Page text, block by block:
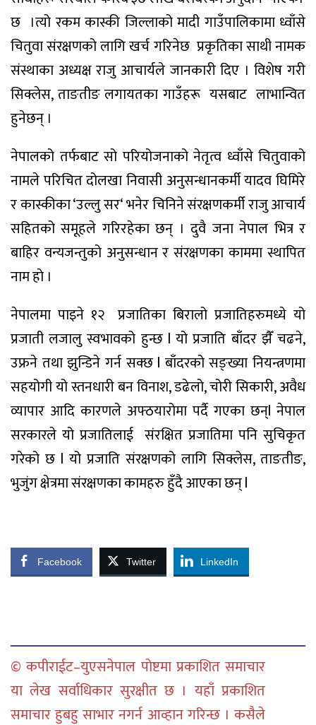
छ ।त्यो रकम कास्की जिल्लाको मादी गाउँपालिकामा ध्वाँसे
चितुवा संरक्षणको लागि खर्च गरिनेछ प्रकृतिका साथी नामक
संस्थाका अध्यक्ष राजु आचार्यले जानकारी दिए । विशेष गरी
सिक्लेस, ताङतीङ लगायतका गाउँहरू यसबाट लाभान्वित
हुनेछन् ।
नेपालको तर्फबाट सो परियोजनाको नेतृत्व ध्वाँसे चितुवाको
नामले परिचित दोलखा निवासी अनुसन्धानकर्मी यादव घिमिरे
र कास्कीका ‘उल्लु सर‘ भनेर चिनिने संरक्षणकर्मी राजु आचार्य
सहितको समूहले गरिरहेका छन् । दुवै जना नेपाल भित्र र
बाहिर वन्यजन्तुको अनुसन्धान र संरक्षणका काममा स्थापित
नाम हाे ।
नेपालमा पाइने १२ प्रजातिका बिरालो प्रजातिहरुमध्ये यो
प्रजाती लजालु स्वभावको हुन्छ l यो प्रजाति बाँदर झैँ चढने,
उफ्रने तथा झुन्डिने गर्न सक्छ l बाँदरको सङ्ख्या नियन्त्रणमा
सहयोगी यो स्तनधारी बन विनाश, डढेलो, चोरी सिकारी, अवैध
व्यापार आदि कारणले अफ्ठयारोमा पर्दै गएका छन्l नेपाल
सरकारले यो प्रजातिलाई संरक्षित प्रजातिमा पनि सुचिकृत
गरेको छ l यो प्रजाति संरक्षणको लागि सिक्लेस, ताङतीङ,
भुजुंग क्षेत्रमा संरक्षणका कामहरु हुँदै आएका छन् l
Facebook Twitter LinkedIn
© कपीराईट–युएसनेपाल पोष्टमा प्रकाशित समाचार
या लेख सर्वाधिकार सुरक्षीत छ । यहाँ प्रकाशित
समाचार हुबहु साभार नगर्न आव्हान गरिन्छ । कसैले